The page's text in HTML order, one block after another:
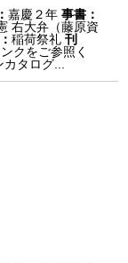
嘉慶２年 事書：
右大弁（藤原資
稲荷祭礼 刊
クをご参照く
タログ...